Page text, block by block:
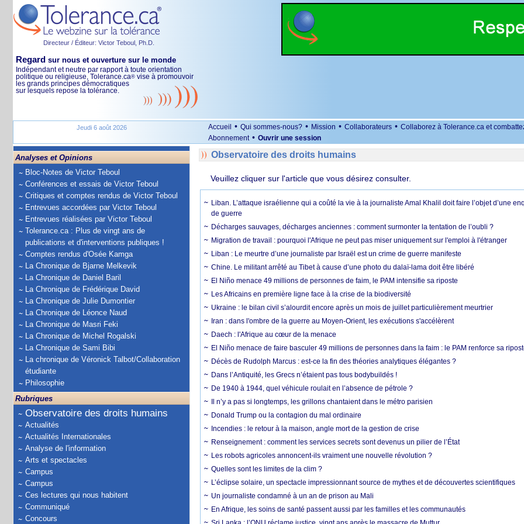
Directeur / Éditeur: Victor Teboul, Ph.D.
Regard sur nous et ouverture sur le monde
Indépendant et neutre par rapport à toute orientation
politique ou religieuse, Tolerance.ca® vise à promouvoir
les grands principes démocratiques
sur lesquels repose la tolérance.
Jeudi 6 août 2026 Accueil • Qui sommes-nous? • Mission • Collaborateurs • Collaborez à Tolerance.ca et
Abonnement • Ouvrir une session
Analyses et Opinions
Bloc-Notes de Victor Teboul
Conférences et essais de Victor Teboul
Critiques et comptes rendus de Victor Teboul
Entrevues accordées par Victor Teboul
Entrevues réalisées par Victor Teboul
Tolerance.ca : Plus de vingt ans de
publications et d'interventions publiques !
Comptes rendus d'Osée Kamga
La Chronique de Bjarne Melkevik
La Chronique de Daniel Baril
La Chronique de Frédérique David
La Chronique de Julie Dumontier
La Chronique de Léonce Naud
La Chronique de Masri Feki
La Chronique de Michel Rogalski
La Chronique de Sami Bibi
La chronique de Véronick Talbot/Collaboration
étudiante
Philosophie
Rubriques
Observatoire des droits humains
Actualités
Actualités Internationales
Analyse de l'information
Arts et spectacles
Campus
Campus
Ces lectures qui nous habitent
Communiqué
Concours
Observatoire des droits humains
Veuillez cliquer sur l'article que vous désirez consulter.
Liban. L’attaque israélienne qui a coûté la vie à la journaliste Amal Khalil doit faire l’objet d’une
de guerre
Décharges sauvages, décharges anciennes : comment surmonter la tentation de l’oubli ?
Migration de travail : pourquoi l'Afrique ne peut pas miser uniquement sur l'emploi à l'étranger
Liban : Le meurtre d’une journaliste par Israël est un crime de guerre manifeste
Chine. Le militant arrêté au Tibet à cause d’une photo du dalaï-lama doit être libéré
El Niño menace 49 millions de personnes de faim, le PAM intensifie sa riposte
Les Africains en première ligne face à la crise de la biodiversité
Ukraine : le bilan civil s’alourdit encore après un mois de juillet particulièrement meurtrier
Iran : dans l'ombre de la guerre au Moyen-Orient, les exécutions s'accélèrent
Daech : l'Afrique au cœur de la menace
El Niño menace de faire basculer 49 millions de personnes dans la faim : le PAM renforce sa
Décès de Rudolph Marcus : est-ce la fin des théories analytiques élégantes ?
Dans l’Antiquité, les Grecs n’étaient pas tous bodybuildés !
De 1940 à 1944, quel véhicule roulait en l’absence de pétrole ?
Il n’y a pas si longtemps, les grillons chantaient dans le métro parisien
Donald Trump ou la contagion du mal ordinaire
Incendies : le retour à la maison, angle mort de la gestion de crise
Renseignement : comment les services secrets sont devenus un pilier de l’État
Les robots agricoles annoncent-ils vraiment une nouvelle révolution ?
Quelles sont les limites de la clim ?
L’éclipse solaire, un spectacle impressionnant source de mythes et de découvertes scientifiques
Un journaliste condamné à un an de prison au Mali
En Afrique, les soins de santé passent aussi par les familles et les communautés